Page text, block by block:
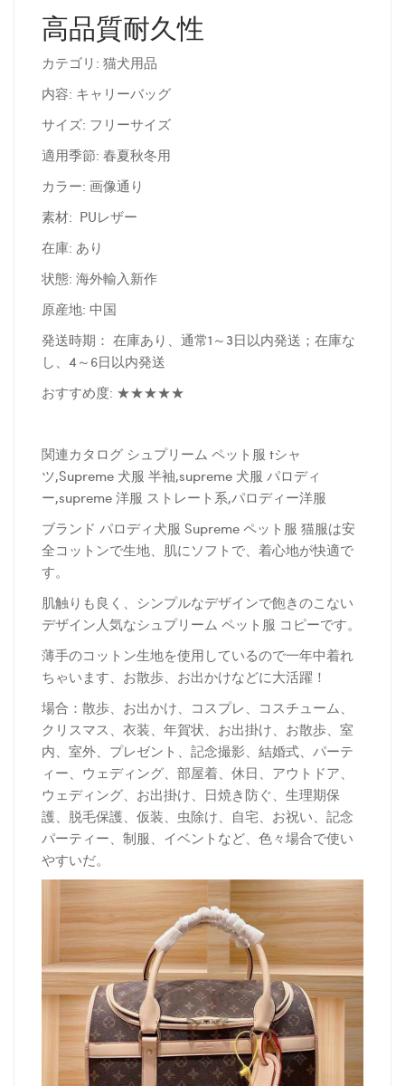
高品質耐久性
カテゴリ: 猫犬用品
内容: キャリーバッグ
サイズ: フリーサイズ
適用季節: 春夏秋冬用
カラー: 画像通り
素材: PUレザー
在庫: あり
状態: 海外輸入新作
原産地: 中国
発送時期： 在庫あり、通常1～3日以内発送；在庫な
し、4～6日以内発送
おすすめ度: ★★★★★
関連カタログ シュプリーム ペット服 tシャ
ツ,Supreme 犬服 半袖,supreme 犬服 パロディ
ー,supreme 洋服 ストレート系,パロディー洋服
ブランド パロディ犬服 Supreme ペット服 猫服は安
全コットンで生地、肌にソフトで、着心地が快適で
す。
肌触りも良く、シンプルなデザインで飽きのこない
デザイン人気なシュプリーム ペット服 コピーです。
薄手のコットン生地を使用しているので一年中着れ
ちゃいます、お散歩、お出かけなどに大活躍！
場合：散歩、お出かけ、コスプレ、コスチューム、
クリスマス、衣装、年賀状、お出掛け、お散歩、室
内、室外、プレゼント、記念撮影、結婚式、パーテ
ィー、ウェディング、部屋着、休日、アウトドア、
ウェディング、お出掛け、日焼き防ぐ、生理期保
護、脱毛保護、仮装、虫除け、自宅、お祝い、記念
パーティー、制服、イベントなど、色々場合で使い
やすいだ。